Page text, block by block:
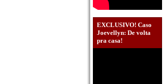
EXCLUSIVO! Caso
Joevellyn: De volta
pra casa!